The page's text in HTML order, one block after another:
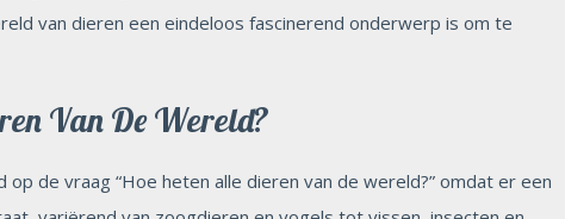
van dieren een eindeloos fascinerend onderwerp is om te
Van De Wereld?
de vraag “Hoe heten alle dieren van de wereld?” omdat er een